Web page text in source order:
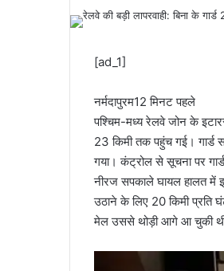
[ad_1]
नर्मदापुरम12 मिनट पहले
पश्चिम-मध्य रेलवे जोन के
23 किमी तक पहुंच गई। गार्ड
गया। कंट्रोल से सूचना पर
नीरज सपकाले घायल हालत में
उठाने के लिए 20 किमी प्रति
मेल उससे थोड़ी आगे आ चुकी थी।